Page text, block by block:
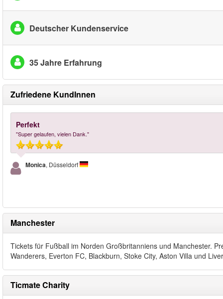
Deutscher Kundenservice
35 Jahre Erfahrung
Zufriedene KundInnen
Perfekt
"Super gelaufen, vielen Dank."
Monica, Düsseldorf
Manchester
Tickets für Fußball im Norden Großbritanniens und Manchester.
Wanderers, Everton FC, Blackburn, Stoke City, Aston Villa und
Ticmate Charity